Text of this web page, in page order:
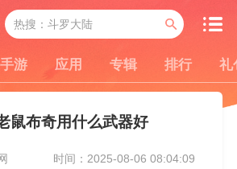
手游 应用 专辑 排行 礼
鼠布奇用什么武器好
时间：2025-08-06 08:04:09